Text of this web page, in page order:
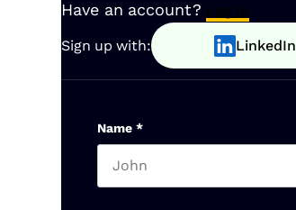
Have an account? Log In
Sign up with: LinkedIn
Name *